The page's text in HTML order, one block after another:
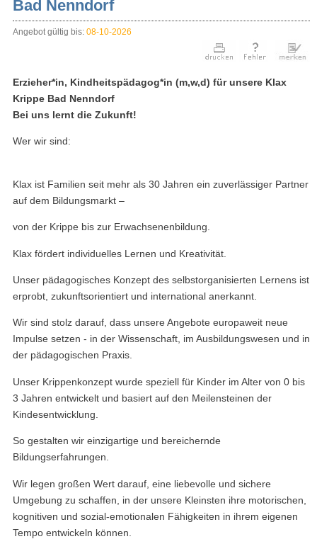
Bad Nenndorf
Angebot gültig bis: 08-10-2026
Erzieher*in, Kindheitspädagog*in (m,w,d) für unsere Klax
Krippe Bad Nenndorf
Bei uns lernt die Zukunft!
Wer wir sind:
Klax ist Familien seit mehr als 30 Jahren ein zuverlässiger Partner
auf dem Bildungsmarkt –
von der Krippe bis zur Erwachsenenbildung.
Klax fördert individuelles Lernen und Kreativität.
Unser pädagogisches Konzept des selbstorganisierten Lernens ist
erprobt, zukunftsorientiert und international anerkannt.
Wir sind stolz darauf, dass unsere Angebote europaweit neue
Impulse setzen - in der Wissenschaft, im Ausbildungswesen und in
der pädagogischen Praxis.
Unser Krippenkonzept wurde speziell für Kinder im Alter von 0 bis
3 Jahren entwickelt und basiert auf den Meilensteinen der
Kindesentwicklung.
So gestalten wir einzigartige und bereichernde
Bildungserfahrungen.
Wir legen großen Wert darauf, eine liebevolle und sichere
Umgebung zu schaffen, in der unsere Kleinsten ihre motorischen,
kognitiven und sozial-emotionalen Fähigkeiten in ihrem eigenen
Tempo entwickeln können.